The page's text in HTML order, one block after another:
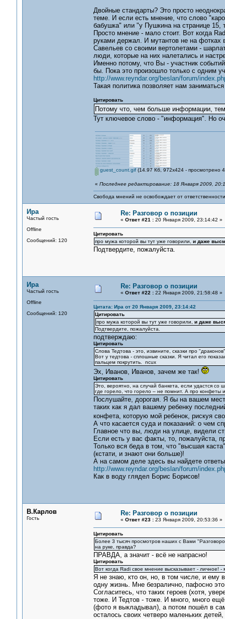
Двойные стандарты? Это просто
теме. И если есть мнение, что слово
бабушка" или "у Пушкина на странице 15,
Просто мнение - мало стоит. Вот когда
руками держал. И мутантов не на фотках
Савельев со своими вертолетами -
люди, которые на них налетались и
Именно потому, что Вы - участник
бы. Пока это произошло только с одним
http://www.reyndar.org/beslan/forum/
Такая политика позволяет нам
Цитировать
Потому что, чем больше информации,
Тут ключевое слово - "информация". Но
guest_count.gif(14.97 Кб, 972x424 - просмотрено
« Последнее редактирование: 18 Января 2009,
Свобода мнений не освобождает от
Ира
Частый гость
Offline
Сообщений: 120
Re: Разговор о позиции
« Ответ #21 :20 Января 2009, 23:14:42 »
Цитировать
про мужа которой вы тут уже говорили, и даже
Подтвердите, пожалуйста.
Ира
Частый гость
Offline
Сообщений: 120
Re: Разговор о позиции
« Ответ #22 :22 Января 2009, 21:58:48 »
Цитата: Ира от 20 Января 2009, 23:14:42
Цитировать
про мужа которой вы тут уже говорили, и даже
Подтвердите, пожалуйста.
подтверждаю:
Цитировать
Слова Тедтова - это, извините, сказки про
Вот у тедтова - сплошные сказки. Я читал его
пальцем покрутить. ncux
Эх, Иванов, Иванов, зачем же так!
Цитировать
Это, вероятно, на случай банкета, если удастся со
где горело, что горело – не помнит. А про конфеты
Послушайте, дорогая. Я бы на вашем
таких как я дал вашему ребенку
конфета, которую мой ребенок, рискуя
А что касается суда и показаний: о чем
Главное что вы, люди на улице, видели
Если есть у вас факты, то, пожалуйста,
Только вся беда в том, что "высшая
(кстати, и знают они больше)!
А на самом деле здесь вы найдете
http://www.reyndar.org/beslan/forum/
Как в воду глядел Борис Борисов!
В.Карлов
Гость
Re: Разговор о позиции
« Ответ #23 :23 Января 2009, 20:53:36 »
Цитировать
Более 3 тысяч просмотров наших с Вами
на руке, правда?
ПРАВДА, а значит - всё не напрасно!
Цитировать
Вот когда Radi свое мнение высказывает -
Я не знаю, кто он, но, в том числе, и ему
одну жизнь. Мне безралично, пафосно
Согласитесь, что таких героев (хотя,
тоже. И Тедтов - тоже. И много, много
(фото я выкладывал), а потом пошёл в
осталось своих четверо маленьких